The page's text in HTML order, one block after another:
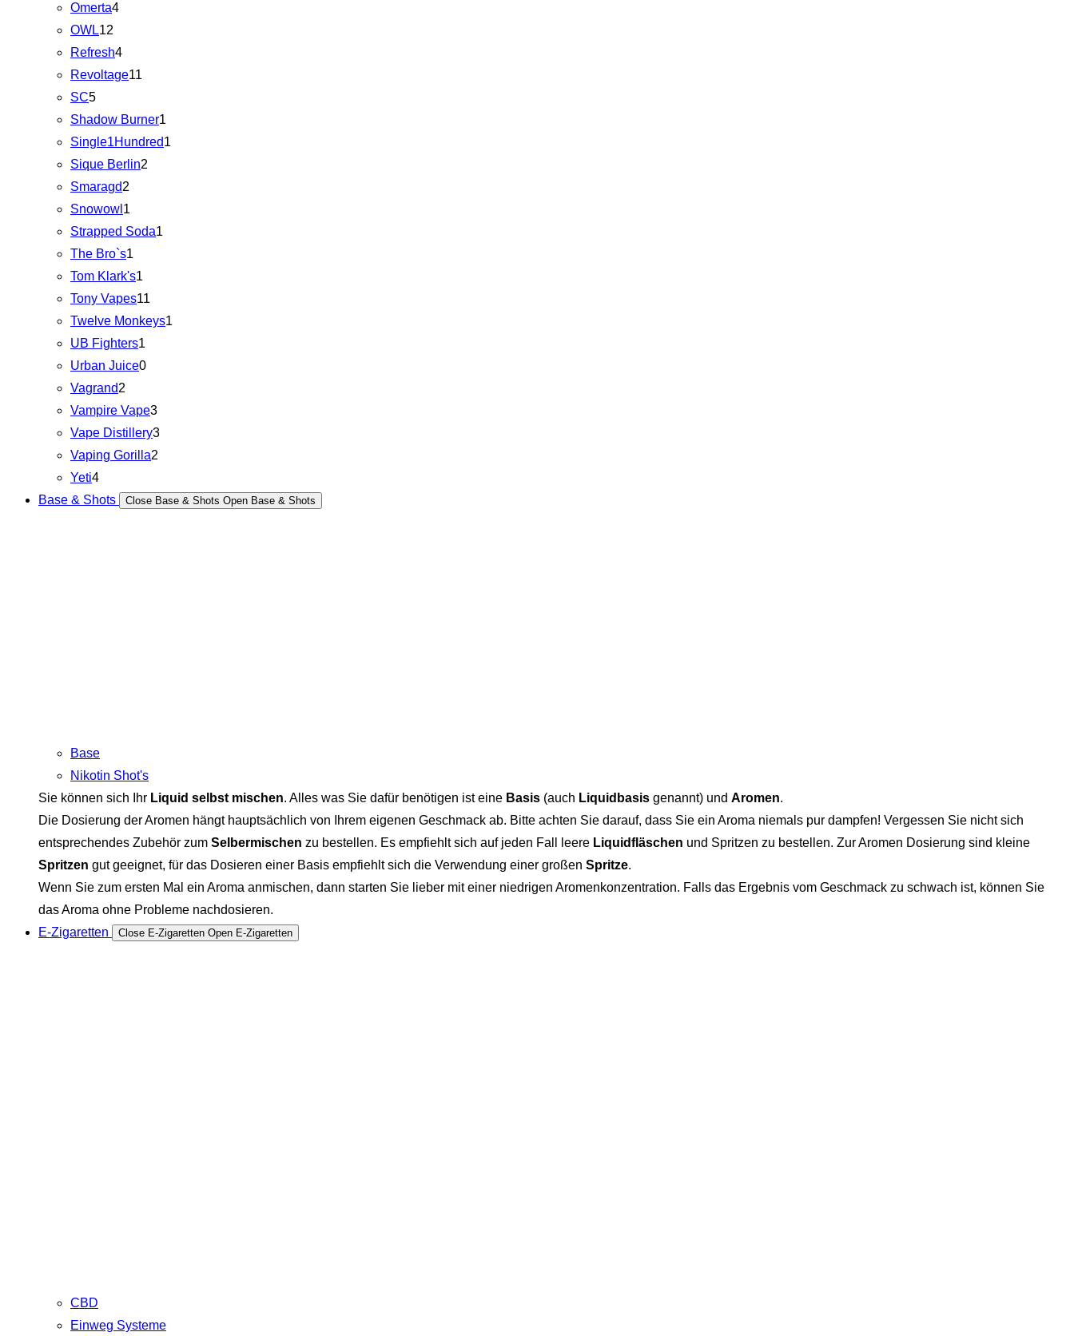
Omerta4
OWL12
Refresh4
Revoltage11
SC5
Shadow Burner1
Single1Hundred1
Sique Berlin2
Smaragd2
Snowowl 1
Strapped Soda1
The Bro`s1
Tom Klark's1
Tony Vapes11
Twelve Monkeys1
UB Fighters1
Urban Juice0
Vagrand2
Vampire Vape3
Vape Distillery3
Vaping Gorilla2
Yeti4
Base & Shots
Close Base & Shots Open Base & Shots
Base
Nikotin Shot's
Sie können sich Ihr Liquid selbst mischen. Alles was Sie dafür benötigen ist eine Basis (auch Liquidbasis genannt) und Aromen.
Die Dosierung der Aromen hängt hauptsächlich von Ihrem eigenen Geschmack ab. Bitte achten Sie darauf, dass Sie ein Aroma niemals pur dampfen! Vergessen Sie nicht sich
entsprechendes Zubehör zum Selbermischen zu bestellen. Es empfiehlt sich auf jeden Fall leere Liquidfläschen und Spritzen zu bestellen. Zur Aromen Dosierung sind kleine
Spritzen gut geeignet, für das Dosieren einer Basis empfiehlt sich die Verwendung einer großen Spritze.
Wenn Sie zum ersten Mal ein Aroma anmischen, dann starten Sie lieber mit einer niedrigen Aromenkonzentration. Falls das Ergebnis vom Geschmack zu schwach ist, können Sie
das Aroma ohne Probleme nachdosieren.
E-Zigaretten
Close E-Zigaretten Open E-Zigaretten
CBD
Einweg Systeme